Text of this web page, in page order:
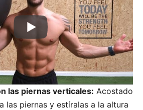
las piernas verticales: Acostado
las piernas y estíralas a la altura